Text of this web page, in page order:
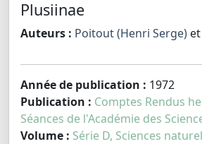
Plusiinae
Auteurs : Poitout (Henri Serge) et
Année de publication : 1972
Publication : Comptes Rendus
Séances de l'Académie des
Volume : Série D, Sciences